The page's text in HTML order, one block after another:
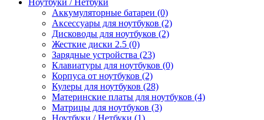
Ноутбуки / Нетбуки
Аккумуляторные батареи (0)
Аксессуары для ноутбуков (2)
Дисководы для ноутбуков (2)
Жесткие диски 2.5 (0)
Зарядные устройства (23)
Клавиатуры для ноутбуков (0)
Корпуса от ноутбуков (2)
Кулеры для ноутбуков (28)
Материнские платы для ноутбуков (4)
Матрицы для ноутбуков (3)
Ноутбуки / Нетбуки (1)